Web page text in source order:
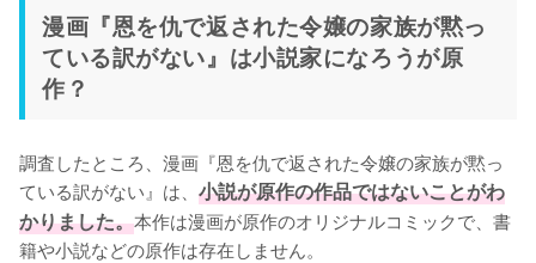
漫画『恩を仇で返された令嬢の家族が黙っ
ている訳がない』は小説家になろうが原
作？
調査したところ、漫画『恩を仇で返された令嬢の家族が黙っ
ている訳がない』は、 小説が原作の作品ではないことがわ
かりました。本作は漫画が原作のオリジナルコミックで、書
籍や小説などの原作は存在しません。